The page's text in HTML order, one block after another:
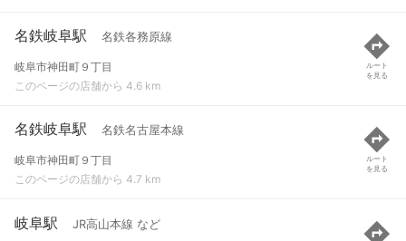
名鉄岐阜駅 名鉄各務原線
岐阜市神田町９丁目
このページの店舗から 4.6 km
ルート
を見る
名鉄岐阜駅 名鉄名古屋本線
岐阜市神田町９丁目
このページの店舗から 4.7 km
ルート
を見る
岐阜駅 JR高山本線 など